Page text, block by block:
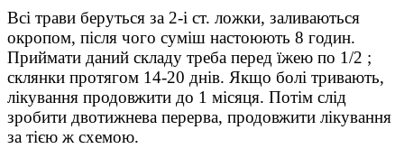
Всі трави беруться за 2-і ст. ложки, заливаються
окропом, після чого суміш настоюють 8 годин.
Приймати даний складу треба перед їжею по 1/2 ;
склянки протягом 14-20 днів. Якщо болі тривають,
лікування продовжити до 1 місяця. Потім слід
зробити двотижнева перерва, продовжити лікування
за тією ж схемою.